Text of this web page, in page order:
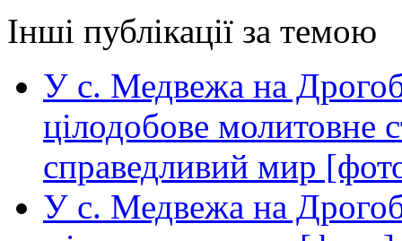
Інші публікації за темою
У с. Медвежа на
цілодобове молитовне
справедливий мир
У с. Медвежа на